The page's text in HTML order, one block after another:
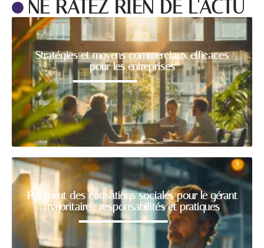
NE RATEZ RIEN DE L'ACTU
Stratégies et moyens commerciaux efficaces
pour les entreprises
Paiement des cotisations sociales pour le gérant
majoritaire : responsabilités et pratiques